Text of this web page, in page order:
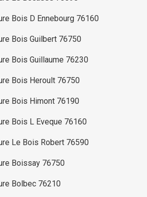
Bois D Ennebourg 76160
Bois Guilbert 76750
Bois Guillaume 76230
Bois Heroult 76750
Bois Himont 76190
Bois L Eveque 76160
Le Bois Robert 76590
Boissay 76750
Bolbec 76210